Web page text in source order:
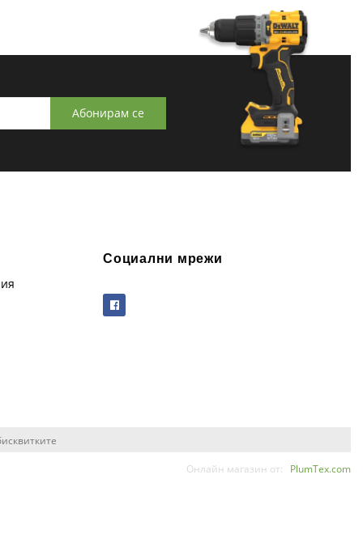
Абонирам се
Социални мрежи
Онлайн магазин от: PlumTex.com